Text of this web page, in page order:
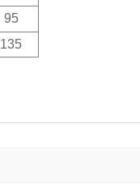
95
135